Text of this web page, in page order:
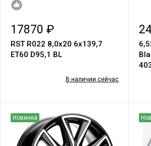
17870 ₽
RST R022 8,0x20 6x139,7
ET60 D95,1 BL
В наличии сейчас
Новинка